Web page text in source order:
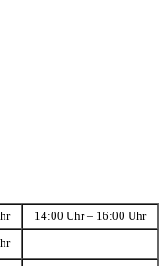
14:00 Uhr – 16:00 Uhr